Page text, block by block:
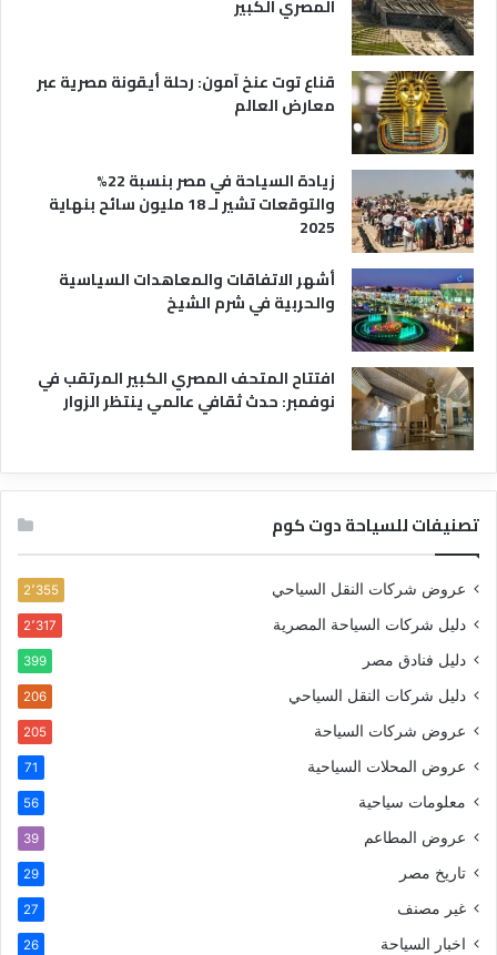
ح
ي
المصري الكبير
قناع توت عنخ آمون: رحلة أيقونة مصرية عبر
معارض العالم
زيادة السياحة في مصر بنسبة 22%
والتوقعات تشير لـ 18 مليون سائح بنهاية
2025
أشهر الاتفاقات والمعاهدات السياسية
والحربية في شرم الشيخ
افتتاح المتحف المصري الكبير المرتقب في
نوفمبر: حدث ثقافي عالمي ينتظر الزوار
تصنيفات للسياحة دوت كوم
عروض شركات النقل السياحي 2٬355
دليل شركات السياحة المصرية 2٬317
دليل فنادق مصر 399
دليل شركات النقل السياحي 206
عروض شركات السياحة 205
عروض المحلات السياحية 71
معلومات سياحية 56
عروض المطاعم 39
تاريخ مصر 29
غير مصنف 27
اخبار السياحة 26